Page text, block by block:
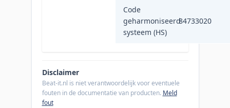
Code
geharmoniseerd
systeem (HS)
84733020
Disclaimer
Beat-it.nl is niet verantwoordelijk voor eventuele
fouten in de documentatie van producten. Meld
fout